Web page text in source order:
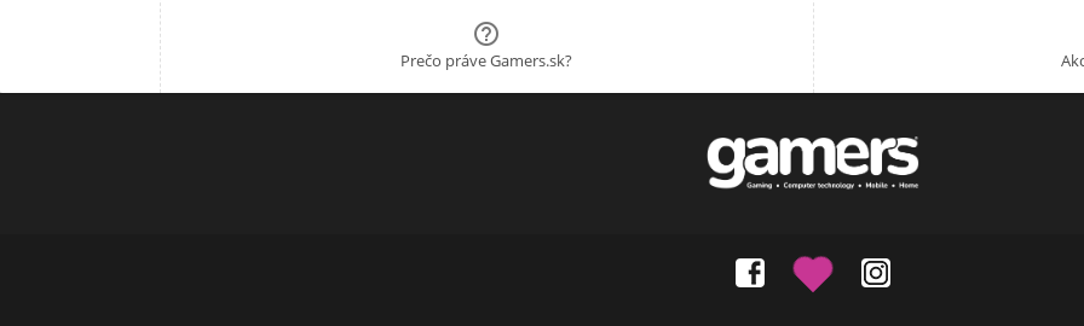

Prečo práve Gamers.sk?